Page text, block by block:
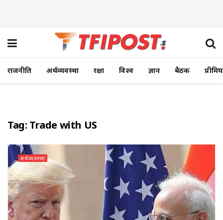
राजनीति अर्थव्यवस्था रक्षा विश्व ज्ञान बैठक
Tag: Trade with US
अर्थव्यवस्था